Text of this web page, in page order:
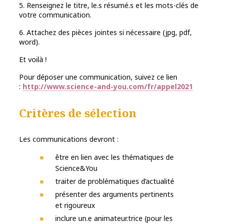
5. Renseignez le titre, le.s résumé.s et les mots-clés de
votre communication.
6. Attachez des pièces jointes si nécessaire (jpg, pdf,
word).
Et voilà !
Pour déposer une communication, suivez ce lien
: http://www.science-and-you.com/fr/appel2021
Critères de sélection
Les communications devront :
être en lien avec les thématiques de
Science&You
traiter de problématiques d’actualité
présenter des arguments pertinents
et rigoureux
inclure un.e animateur.trice (pour les